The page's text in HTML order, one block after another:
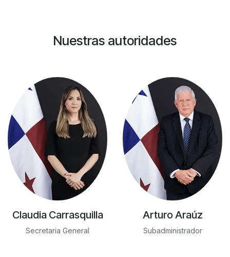
Nuestras autoridades
Claudia Carrasquilla
Secretaria General
Arturo Araúz
Subadministrador